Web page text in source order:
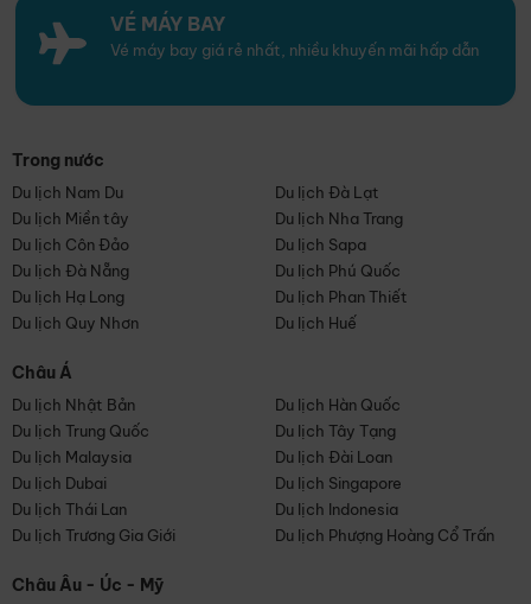
VÉ MÁY BAY
Vé máy bay giá rẻ nhất, nhiều khuyến mãi hấp dẫn
Trong nước
Du lịch Nam Du
Du lịch Đà Lạt
Du lịch Miền tây
Du lịch Nha Trang
Du lịch Côn Đảo
Du lịch Sapa
Du lịch Đà Nẵng
Du lịch Phú Quốc
Du lịch Hạ Long
Du lịch Phan Thiết
Du lịch Quy Nhơn
Du lịch Huế
Châu Á
Du lịch Nhật Bản
Du lịch Hàn Quốc
Du lịch Trung Quốc
Du lịch Tây Tạng
Du lịch Malaysia
Du lịch Đài Loan
Du lịch Dubai
Du lịch Singapore
Du lịch Thái Lan
Du lịch Indonesia
Du lịch Trương Gia Giới
Du lịch Phượng Hoàng Cổ Trấn
Châu Âu - Úc - Mỹ